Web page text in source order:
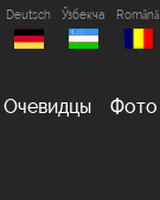
Deutsch Ўзбекча Română
Очевидцы Фото